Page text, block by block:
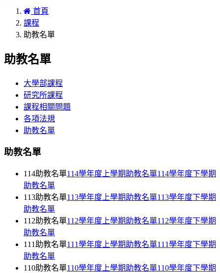
首頁
課程
助教名單
助教名單
大學部課程
研究所課程
課程相關問題
各項法規
助教名單
助教名單
114助教名單114學年度上學期助教名單114學年度下學期
助教名單
113助教名單113學年度上學期助教名單113學年度下學期
助教名單
112助教名單112學年度上學期助教名單112學年度下學期
助教名單
111助教名單111學年度上學期助教名單111學年度下學期
助教名單
110助教名單110學年度上學期助教名單110學年度下學期